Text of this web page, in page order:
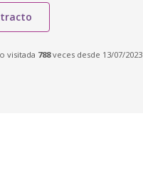
visitada 788veces desde 13/07/2023